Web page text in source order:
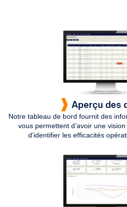
Aperçu des
Notre tableau de bord fournit des
vous permettent d’avoir une
d’identifier les efficacités